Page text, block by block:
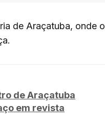
de Araçatuba, onde o
de Araçatuba
em revista